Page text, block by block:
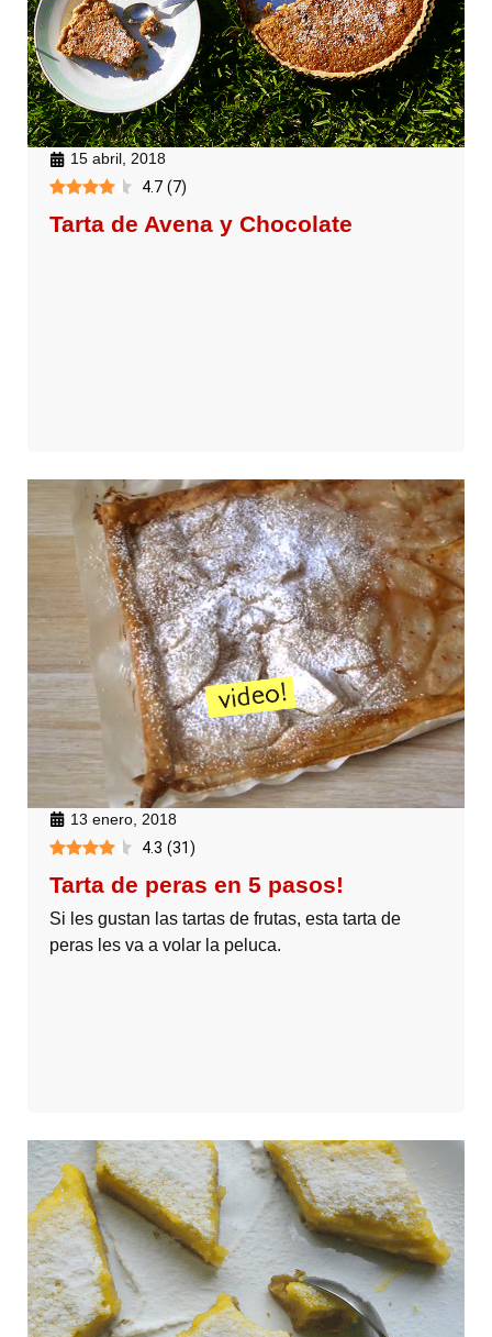
15 abril, 2018
4.7 (7)
Tarta de Avena y Chocolate
13 enero, 2018
4.3 (31)
Tarta de peras en 5 pasos!
Si les gustan las tartas de frutas, esta tarta de
peras les va a volar la peluca.